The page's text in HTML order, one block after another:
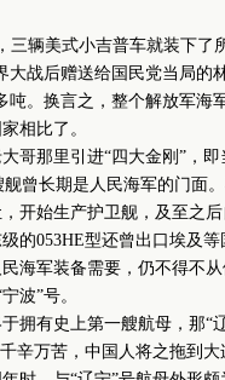
美式小吉普车就装下了
战后赠送给国民党当局的
吨。换言之，整个解放军海
相比了。
那里引进“四大金刚”，即
舰曾长期是人民海军的门面
开始生产护卫舰，及至之
053HE型还曾出口埃及等
海军装备需要，仍不得不
波”号。
有史上第一艘航母，那“
辛万苦，中国人将之拖到大